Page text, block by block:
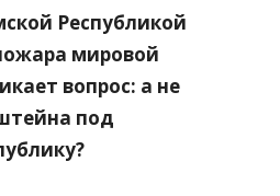
Республикой
мировой
вопрос: а не
под